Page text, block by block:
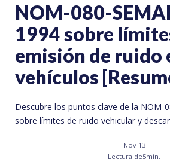
NOM-080-
1994 sobre
emisión de ruido
vehículos
Descubre los puntos clave de la NOM-
sobre límites de ruido vehicular y
Nov 13
Lectura de5min.